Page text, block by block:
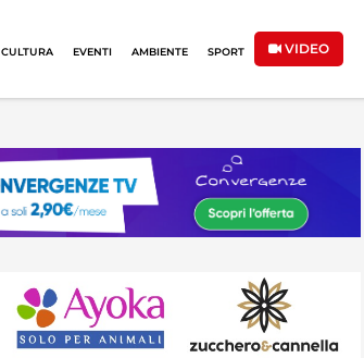
CULTURA EVENTI AMBIENTE SPORT VIDEO